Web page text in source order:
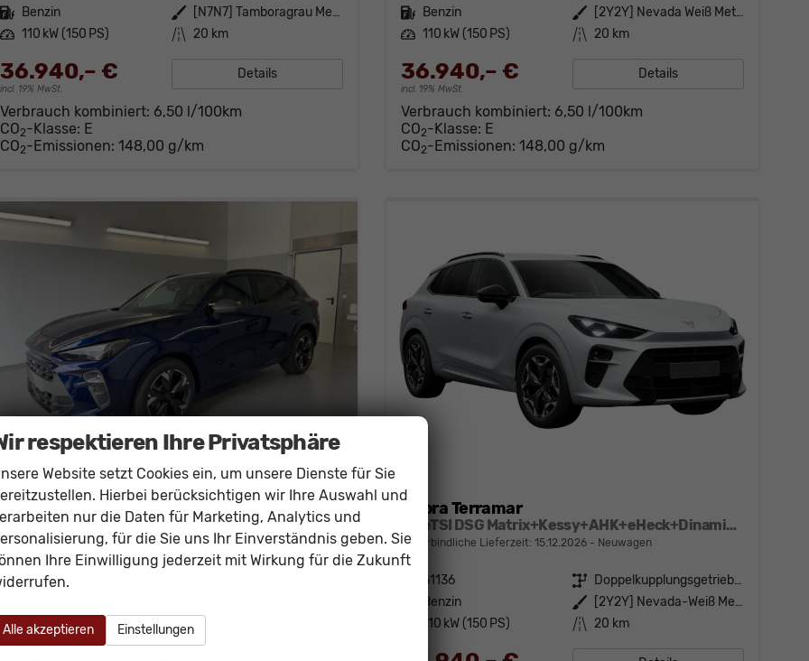
Kraftstoff Benzin Außenfarbe
[N7N7] Tamboragrau Metallic
Leistung 110 kW (150 PS) Kilometerstand 20 km
36.940,– €
incl. 19% MwSt.
Details
Verbrauch kombiniert: 6,50 l/100km
CO2-Klasse: E
CO2-Emissionen: 148,00 g/km
Kraftstoff Benzin Außenfarbe
[2Y2Y] Nevada Weiß Metallic
Leistung 110 kW (150 PS) Kilometerstand 20 km
36.940,– €
incl. 19% MwSt.
Details
Verbrauch kombiniert: 6,50 l/100km
CO2-Klasse: E
CO2-Emissionen: 148,00 g/km
Cupra Terramar
1.5 eTSI DSG Matrix+Kessy+AHK+eHeck+Dinamica+CarPlay+eHeck+GV5
sofort lieferbar Neuwagen
Fahrzeugnr. 60781
Leistung 110 kW (150 PS) Kilometerstand 20 km
Cupra Terramar
1.5 eTSI DSG Matrix+Kessy+AHK+eHeck+Dinamica+CarPlay+eHeck+GV5
unverbindliche Lieferzeit: 15.12.2026 Neuwagen
61136 Getriebe
Doppelkupplungsgetriebe (DSG)
Benzin Außenfarbe
[2Y2Y] Nevada-Weiß Metallic
110 kW (150 PS) Kilometerstand 20 km
respektieren Ihre Privatsphäre
Website setzt Cookies ein, um unsere Dienste für Sie
Hierbei berücksichtigen wir Ihre Auswahl und
nur die Daten für Marketing, Analytics und
für die Sie uns Ihr Einverständnis geben. Sie
Ihre Einwilligung jederzeit mit Wirkung für die Zukunft
Alle akzeptieren Einstellungen